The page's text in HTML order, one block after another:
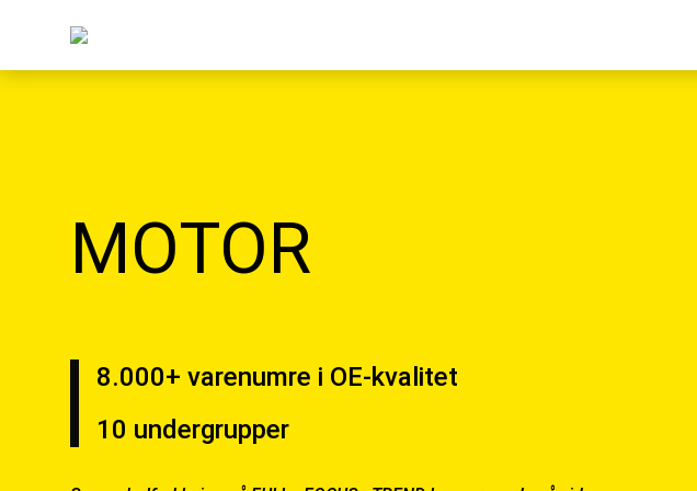
MOTOR
8.000+ varenumre i OE-kvalitet
10 undergrupper